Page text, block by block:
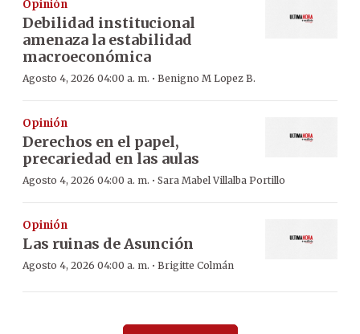
Opinión
Debilidad institucional
amenaza la estabilidad
macroeconómica
Agosto 4, 2026 04:00 a. m. · Benigno M Lopez B.
Opinión
Derechos en el papel,
precariedad en las aulas
Agosto 4, 2026 04:00 a. m. · Sara Mabel Villalba Portillo
Opinión
Las ruinas de Asunción
Agosto 4, 2026 04:00 a. m. · Brigitte Colmán